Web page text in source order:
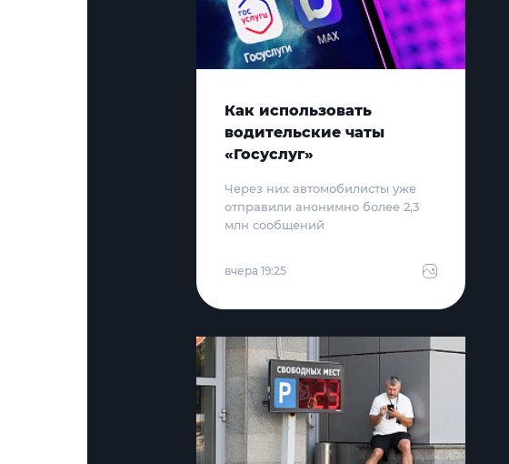
Как использовать
водительские чаты
«Госуслуг»
Через них автомобилисты уже
отправили анонимно более 2,3
млн сообщений
вчера 19:25